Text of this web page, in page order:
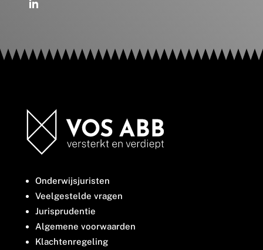
Onderwijsjuristen
Veelgestelde vragen
Jurisprudentie
Algemene voorwaarden
Klachtenregeling